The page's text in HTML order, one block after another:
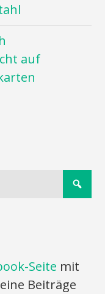
auf
Seite mit
Beiträge